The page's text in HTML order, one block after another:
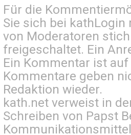
Für die
Sie sich bei kathLogin
von Moderatoren
freigeschaltet. Ein
Ein Kommentar ist
Kommentare geben
Redaktion wieder.
kath.net verweist in
Schreiben von Papst